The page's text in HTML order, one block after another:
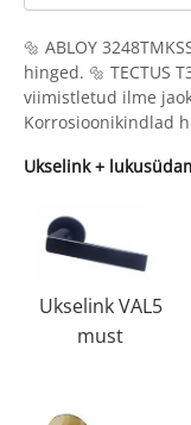
🔩 ABLOY
hinged. 🔩 TECTUS
viimistletud ilme
Korrosioonikindlad
Ukselink +
Ukselink VAL5
must